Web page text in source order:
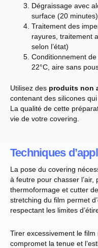
Dégraissage avec
surface (20 minutes)
Traitement des
rayures, traitement
selon l’état)
Conditionnement
22°C, aire sans
Utilisez des produits non
contenant des silicones
La qualité de cette
vie de votre covering.
Techniques
La pose du covering
à feutre pour chasser
thermoformage et cutter
stretching du film permet
respectant les limites
Tirer excessivement le film
compromet la tenue et